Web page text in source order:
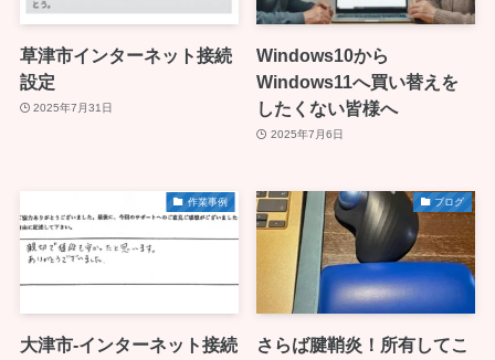
草津市インターネット接続
設定
2025年7月31日
Windows10から
Windows11へ買い替えを
したくない皆様へ
2025年7月6日
作業事例
大津市-インターネット接続
ブログ
さらば腱鞘炎！所有してこ